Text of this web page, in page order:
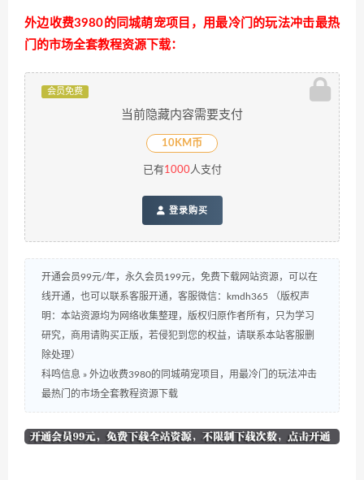
外边收费3980的同城萌宠项目，用最冷门的玩法冲击最热
门的市场全套教程资源下载：
会员免费
当前隐藏内容需要支付
10KM币
已有1000人支付
登录购买
开通会员99元/年，永久会员199元，免费下载网站资源，可以在
线开通，也可以联系客服开通，客服微信：kmdh365 （版权声
明：本站资源均为网络收集整理，版权归原作者所有，只为学习
研究，商用请购买正版，若侵犯到您的权益，请联系本站客服删
除处理）
科鸣信息 » 外边收费3980的同城萌宠项目，用最冷门的玩法冲击
最热门的市场全套教程资源下载